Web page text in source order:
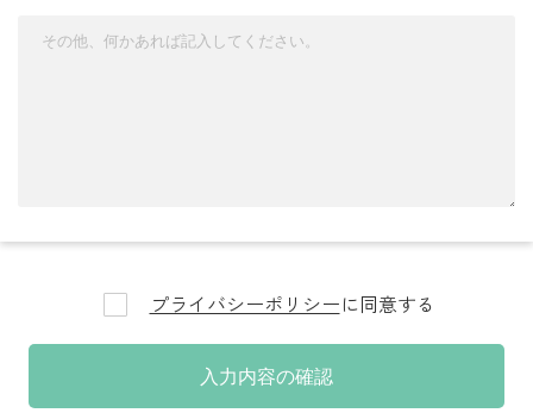
プライバシーポリシーに同意する